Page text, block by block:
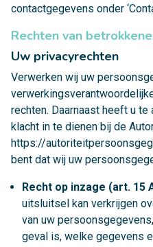
contactgegevens onder
Rechten van
Uw privacyrechten
Verwerken wij uw
rechten. Daarnaast heeft u
klacht in te dienen bij de
https://
bent dat wij uw
Recht op inzage (art. 15
uitsluitsel kan verkrijgen
van uw
geval is, welke gegevens